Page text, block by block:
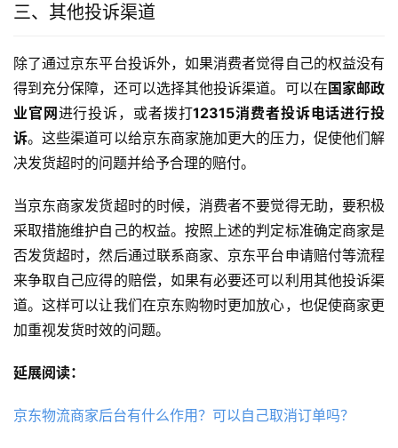
三、其他投诉渠道
除了通过京东平台投诉外，如果消费者觉得自己的权益没有
得到充分保障，还可以选择其他投诉渠道。可以在 国家邮政
业官网 进行投诉，或者拨打12315消费者投诉电话进行投
诉。这些渠道可以给京东商家施加更大的压力，促使他们解
决发货超时的问题并给予合理的赔付。
当京东商家发货超时的时候，消费者不要觉得无助，要积极
采取措施维护自己的权益。按照上述的判定标准确定商家是
否发货超时，然后通过联系商家、京东平台申请赔付等流程
来争取自己应得的赔偿，如果有必要还可以利用其他投诉渠
道。这样可以让我们在京东购物时更加放心，也促使商家更
加重视发货时效的问题。
延展阅读：
京东物流商家后台有什么作用？可以自己取消订单吗？